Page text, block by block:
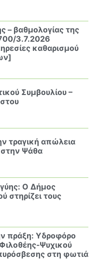
– βαθμολογίας της
3.7.2026
καθαρισμού
Συμβουλίου –
τραγική απώλεια
Ψάθα
Ο Δήμος
στηρίζει τους
πράξη: Υδροφόρο
Ψυχικού
στη φωτιά